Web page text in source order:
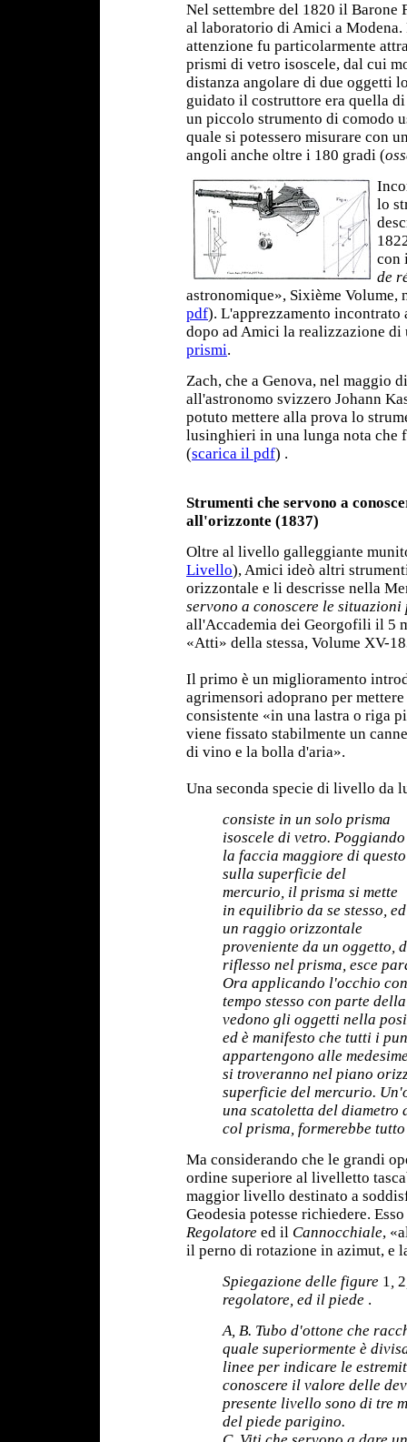
Nel settembre del 1820 il Barone
al laboratorio di Amici a
attenzione fu particolarmente
prismi di vetro isoscele, dal cui
distanza angolare di due oggetti
guidato il costruttore era quella
un piccolo strumento di comodo
quale si potessero misurare con
angoli anche oltre i 180 gradi (
lo
con
de
astronomique», Sixième Volume,
pdf). L'apprezzamento incontrato
dopo ad Amici la realizzazione
prismi.
Zach, che a Genova, nel maggio
all'astronomo svizzero Johann
potuto mettere alla prova lo
lusinghieri in una lunga nota che
(scarica il pdf) .
Strumenti che servono a
all'orizzonte (1837)
Oltre al livello galleggiante
Livello), Amici ideò altri
orizzontale e li descrisse nella
servono a conoscere le
all'Accademia dei Georgofili il 5
«Atti» della stessa, Volume XV-
Il primo è un miglioramento
agrimensori adoprano per
consistente «in una lastra o riga
viene fissato stabilmente un
di vino e la bolla d'aria».
Una seconda specie di livello da
consiste in un solo prisma
isoscele di vetro. Poggiando
la faccia maggiore di questo
sulla superficie del
mercurio, il prisma si mette
in equilibrio da se stesso, ed
un raggio orizzontale
proveniente da un oggetto,
riflesso nel prisma, esce
Ora applicando l'occhio
tempo stesso con parte
vedono gli oggetti nella
ed è manifesto che tutti i
appartengono alle
si troveranno nel piano
superficie del mercurio.
una scatoletta del diametro
col prisma, formerebbe
Ma considerando che le grandi
ordine superiore al livelletto
maggior livello destinato a
Geodesia potesse richiedere.
Regolatore ed il Cannocchiale,
il perno di rotazione in azimut, e
Spiegazione delle figure 1, 2
regolatore, ed il piede .
A, B. Tubo d'ottone che
quale superiormente è
linee per indicare le
conoscere il valore delle
presente livello sono di tre
del piede parigino.